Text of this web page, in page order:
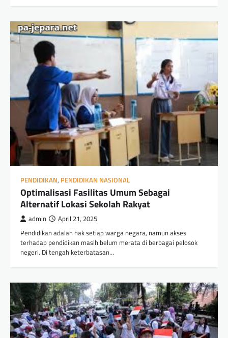
PENDIDIKAN, PENDIDIKAN NASIONAL
Optimalisasi Fasilitas Umum Sebagai
Alternatif Lokasi Sekolah Rakyat
admin April 21, 2025
Pendidikan adalah hak setiap warga negara, namun akses
terhadap pendidikan masih belum merata di berbagai pelosok
negeri. Di tengah keterbatasan…